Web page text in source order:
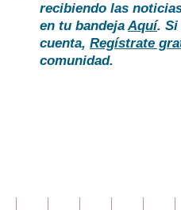
recibiendo las
en tu bandejaAquí. Si
cuenta, Regístrate
comunidad.